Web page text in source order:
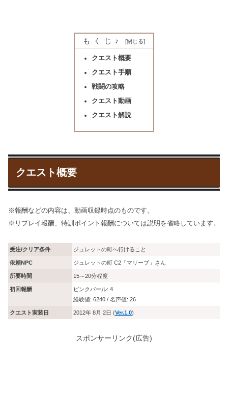
もくじ♪
クエスト概要
クエスト手順
戦闘の攻略
クエスト動画
クエスト解説
クエスト概要
※報酬などの内容は、動画収録時点のものです。
※リプレイ報酬、特訓ポイント報酬については説明を省略しています。
受注/クリア条件 ジュレットの町へ行けること
依頼NPC ジュレットの町 C2「マリーブ」さん
所要時間 15～20分程度
初回報酬
ピンクパール: 4
経験値: 6240 / 名声値: 26
クエスト実装日 2012年 8月 2日 (Ver.1.0)
スポンサーリンク(広告)